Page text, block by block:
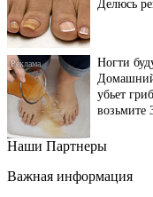
Делюсь
Ногти
убьет
возьмите
Этот
Наши Партнеры
Важная информация